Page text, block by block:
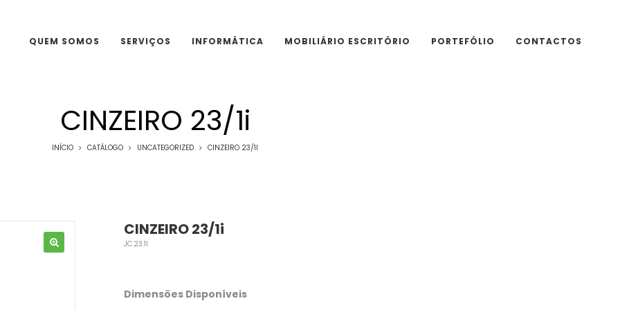
QUEM SOMOS SERVIÇOS INFORMÁTICA MOBILIÁRIO ESCRITÓRIO PORTEFÓLIO CONTACTOS
CINZEIRO 23/1i
INÍCIO CATÁLOGO UNCATEGORIZED CINZEIRO 23/1I
CINZEIRO 23/1i
JC.23.1I
Dimensões Disponíveis